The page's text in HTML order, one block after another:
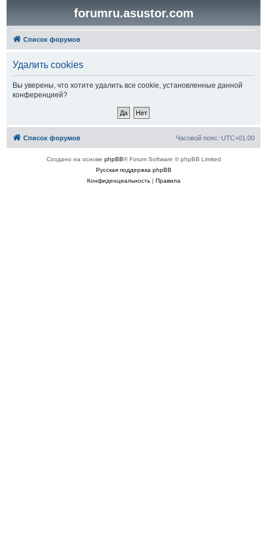
forumru.asustor.com
Список форумов
Удалить cookies
Вы уверены, что хотите удалить все cookie, установленные данной
конференцией?
Список форумов Часовой пояс: UTC+01:00
Создано на основе phpBB® Forum Software © phpBB Limited
Русская поддержка phpBB
Конфиденциальность| Правила